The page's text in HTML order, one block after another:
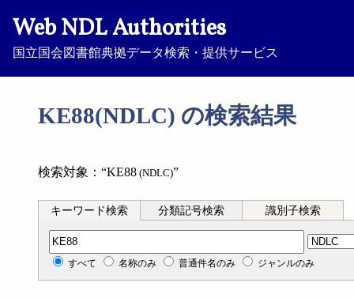
Web NDL Authorities
国立国会図書館典拠データ検索・提供サービス
KE88(NDLC) の検索結果
検索対象：“KE88 (NDLC)”
キーワード検索 分類記号検索 識別子検索
分類記号検索
すべて 名称のみ 普通件名のみ ジャンルのみ